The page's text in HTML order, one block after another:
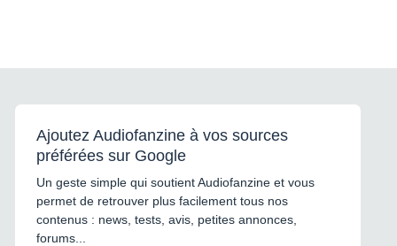
Ajoutez Audiofanzine à vos sources
préférées sur Google
Un geste simple qui soutient Audiofanzine et vous
permet de retrouver plus facilement tous nos
contenus : news, tests, avis, petites annonces,
forums...